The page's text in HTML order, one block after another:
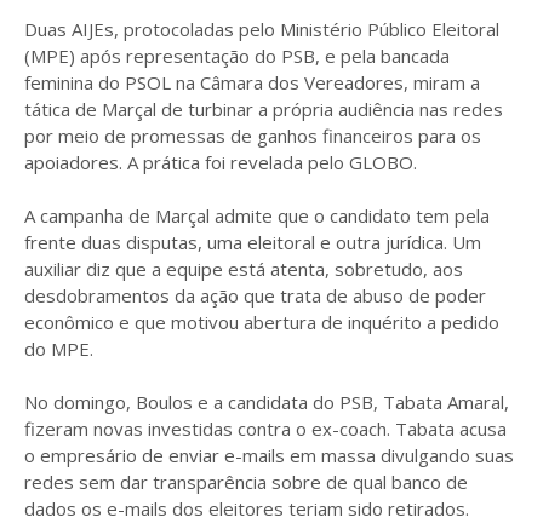
Duas AIJEs, protocoladas pelo Ministério Público Eleitoral
(MPE) após representação do PSB, e pela bancada
feminina do PSOL na Câmara dos Vereadores, miram a
tática de Marçal de turbinar a própria audiência nas redes
por meio de promessas de ganhos financeiros para os
apoiadores. A prática foi revelada pelo GLOBO.
A campanha de Marçal admite que o candidato tem pela
frente duas disputas, uma eleitoral e outra jurídica. Um
auxiliar diz que a equipe está atenta, sobretudo, aos
desdobramentos da ação que trata de abuso de poder
econômico e que motivou abertura de inquérito a pedido
do MPE.
No domingo, Boulos e a candidata do PSB, Tabata Amaral,
fizeram novas investidas contra o ex-coach. Tabata acusa
o empresário de enviar e-mails em massa divulgando suas
redes sem dar transparência sobre de qual banco de
dados os e-mails dos eleitores teriam sido retirados.